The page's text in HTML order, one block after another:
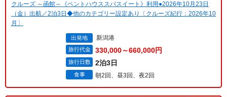
クルーズ ～函館～《ペントハウススパスイート》利用●2026年10月23日
（金）出航／2泊3日◆他のカテゴリー設定あり〔クルーズ紀行：2026年10
月〕
出発地 新潟港
旅行代金 330,000～660,000円
旅行日数 2泊3日
食事 朝2回、昼3回、夜2回